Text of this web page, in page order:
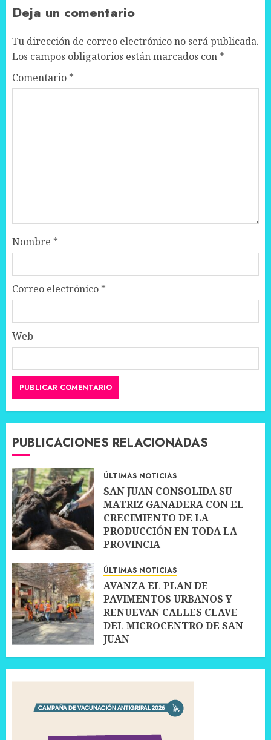
Deja un comentario
Tu dirección de correo electrónico no será publicada.
Los campos obligatorios están marcados con *
Comentario *
Nombre *
Correo electrónico *
Web
PUBLICACIONES RELACIONADAS
ÚLTIMAS NOTICIAS
SAN JUAN CONSOLIDA SU
MATRIZ GANADERA CON EL
CRECIMIENTO DE LA
PRODUCCIÓN EN TODA LA
PROVINCIA
ÚLTIMAS NOTICIAS
AVANZA EL PLAN DE
PAVIMENTOS URBANOS Y
RENUEVAN CALLES CLAVE
DEL MICROCENTRO DE SAN
JUAN
10 JULIO, 2026 0